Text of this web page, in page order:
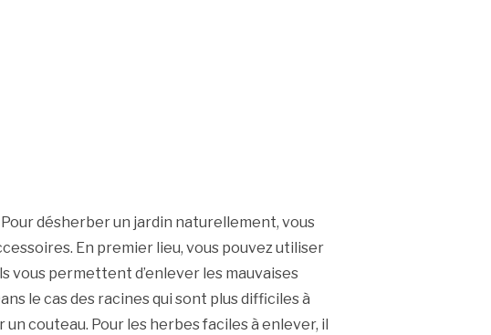
désherber un jardin naturellement, vous
En premier lieu, vous pouvez utiliser
vous permettent d’enlever les mauvaises
le cas des racines qui sont plus difficiles à
couteau. Pour les herbes faciles à enlever, il